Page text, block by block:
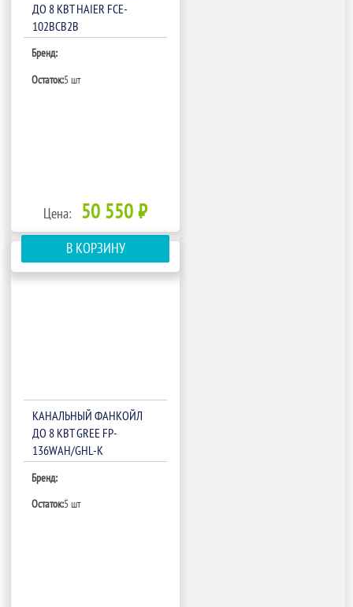
ДО 8 КВТ HAIER FCE-
102BCB2B
Бренд:
Остаток:5 шт
Цена: 50 550 ₽
В КОРЗИНУ
КАНАЛЬНЫЙ ФАНКОЙЛ
ДО 8 КВТ GREE FP-
136WAH/GHL-K
Бренд:
Остаток:5 шт